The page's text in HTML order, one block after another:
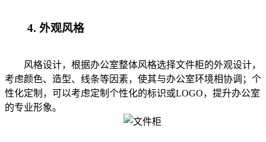
4. 外观风格
风格设计，根据办公室整体风格选择文件柜的外观设计，
考虑颜色、造型、线条等因素，使其与办公室环境相协调；个
性化定制，可以考虑定制个性化的标识或LOGO，提升办公室
的专业形象。